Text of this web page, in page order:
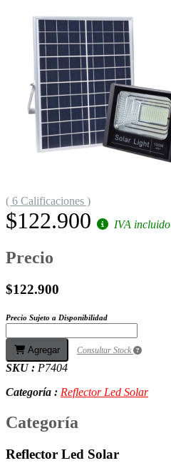
( 6 Calificaciones )
$122.900 IVA incluido
Precio
$122.900
Precio Sujeto a Disponibilidad
Agregar Consultar Stock
SKU : P7404
Categoría : Reflector Led Solar
Categoría
Reflector Led Solar